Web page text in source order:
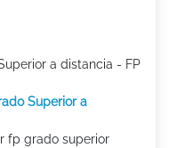
a distancia - FP
Superior a
fp grado superior